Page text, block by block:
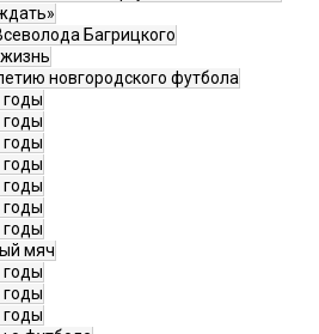
Багрицкого
новгородского футбола
годы
годы
годы
годы
годы
годы
годы
мяч
годы
годы
годы